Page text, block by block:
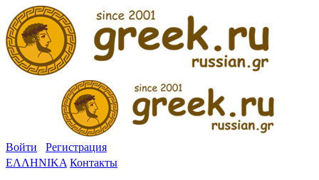
Войти
Регистрация
ΕΛΛΗΝΙΚΑ Контакты